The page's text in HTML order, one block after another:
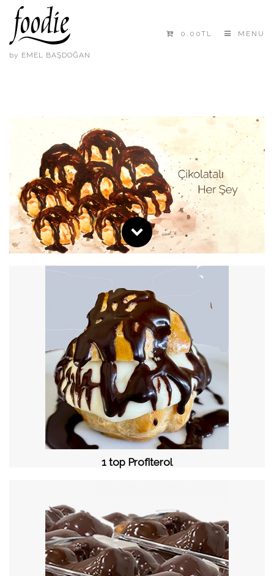
by EMEL BAŞDOĞAN
MENU
0.00TL
1 top Profiterol